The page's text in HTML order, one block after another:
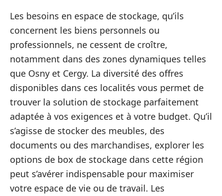
Les besoins en espace de stockage, qu’ils
concernent les biens personnels ou
professionnels, ne cessent de croître,
notamment dans des zones dynamiques telles
que Osny et Cergy. La diversité des offres
disponibles dans ces localités vous permet de
trouver la solution de stockage parfaitement
adaptée à vos exigences et à votre budget. Qu’il
s’agisse de stocker des meubles, des
documents ou des marchandises, explorer les
options de box de stockage dans cette région
peut s’avérer indispensable pour maximiser
votre espace de vie ou de travail. Les